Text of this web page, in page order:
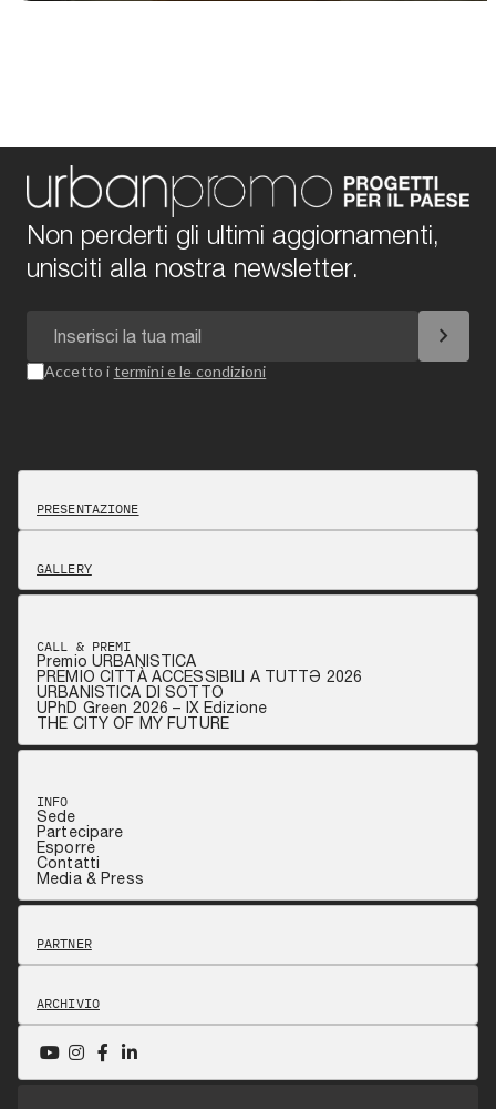
Non perderti gli ultimi aggiornamenti,
unisciti alla nostra newsletter.
chevron_right
Accetto i termini e le condizioni
PRESENTAZIONE
GALLERY
CALL & PREMI
Premio URBANISTICA
PREMIO CITTÀ ACCESSIBILI A TUTTƏ 2026
URBANISTICA DI SOTTO
UPhD Green 2026 – IX Edizione
THE CITY OF MY FUTURE
INFO
Sede
Partecipare
Esporre
Contatti
Media & Press
PARTNER
ARCHIVIO